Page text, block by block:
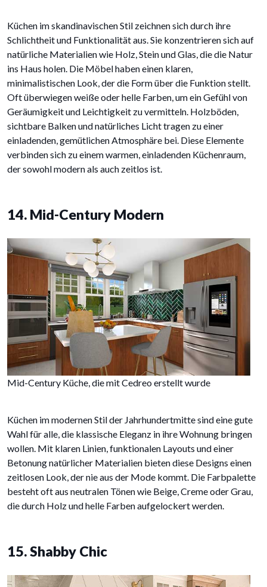
Küchen im skandinavischen Stil zeichnen sich durch ihre
Schlichtheit und Funktionalität aus. Sie konzentrieren sich auf
natürliche Materialien wie Holz, Stein und Glas, die die Natur
ins Haus holen. Die Möbel haben einen klaren,
minimalistischen Look, der die Form über die Funktion stellt.
Oft überwiegen weiße oder helle Farben, um ein Gefühl von
Geräumigkeit und Leichtigkeit zu vermitteln. Holzböden,
sichtbare Balken und natürliches Licht tragen zu einer
einladenden, gemütlichen Atmosphäre bei. Diese Elemente
verbinden sich zu einem warmen, einladenden Küchenraum,
der sowohl modern als auch zeitlos ist.
14. Mid-Century Modern
Mid-Century Küche, die mit Cedreo erstellt wurde
Küchen im modernen Stil der Jahrhundertmitte sind eine gute
Wahl für alle, die klassische Eleganz in ihre Wohnung bringen
wollen. Mit klaren Linien, funktionalen Layouts und einer
Betonung natürlicher Materialien bieten diese Designs einen
zeitlosen Look, der nie aus der Mode kommt. Die Farbpalette
besteht oft aus neutralen Tönen wie Beige, Creme oder Grau,
die durch Holz und helle Farben aufgelockert werden.
15. Shabby Chic